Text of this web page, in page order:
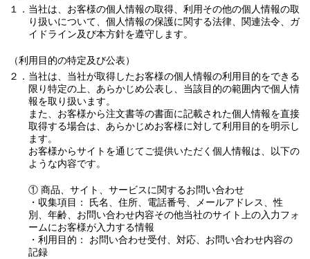
１．当社は、お客様の個人情報の取得、利用その他の個人情報の取
り扱いについて、個人情報の保護に関する法律、関連法令、ガ
イドライン及び本方針を遵守します。
（利用目的の特定及び公表）
２．当社は、当社が取得したお客様の個人情報の利用目的をできる
限り特定の上、あらかじめ公表し、当該目的の範囲内で個人情
報を取り扱います。
また、お客様から注文書等の書面に記載された個人情報を直接
取得する場合は、あらかじめお客様に対して利用目的を明示し
ます。
お客様からサイトを通じてご提供いただく個人情報は、以下の
ような内容です。
① 商品、サイト、サービスに関するお問い合わせ
・収集項目： 氏名、住所、電話番号、メールアドレス、性
別、年齢、お問い合わせ内容その他当社のサイト上の入力フォ
ームにお客様が入力する情報
・利用目的： お問い合わせ受付、対応、お問い合わせ内容の
記録